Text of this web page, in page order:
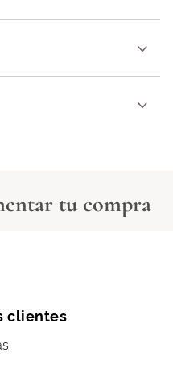
tu compra
clientes